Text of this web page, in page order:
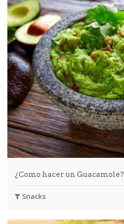
¿Como hacer un Guacamole?
Snacks